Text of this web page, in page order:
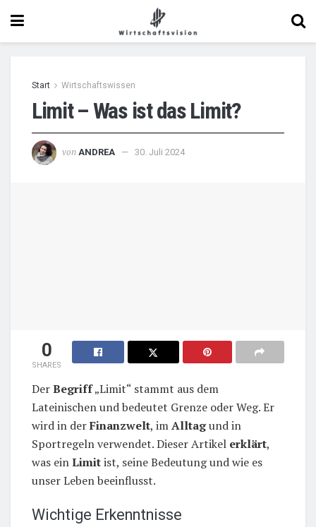
Start Wirtschaftswissen
Limit – Was ist das Limit?
von ANDREA 30. Juli 2024
0
SHARES
DerBegriff„Limit“ stammt aus dem
Lateinischen und bedeutet Grenze oder Weg. Er
wird in derFinanzwelt, imAlltagund in
Sportregeln verwendet. Dieser Artikel erklärt,
was einLimitist, seine Bedeutung und wie es
unser Leben beeinflusst.
Wichtige Erkenntnisse